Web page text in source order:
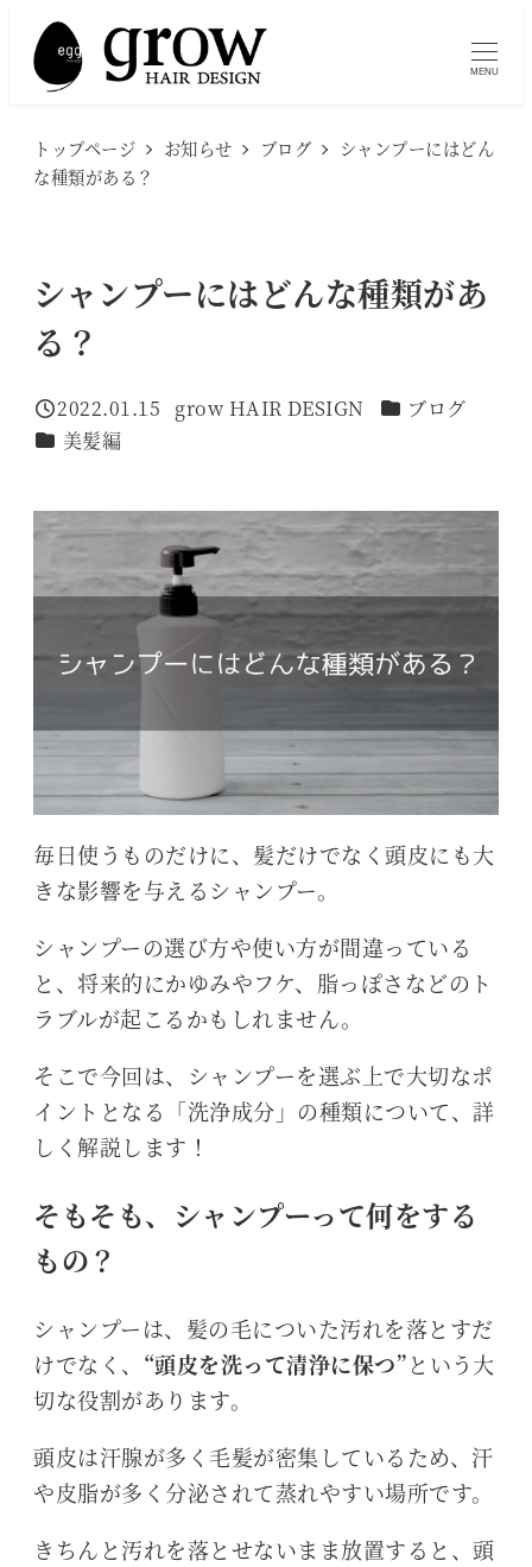
MENU
トップページ お知らせ ブログ
シャンプーにはどん
な種類がある？
シャンプーにはどんな種類があ
る？
投稿日
2022.01.15
著
grow HAIR DESIGN カテゴリー
ブログ
カテゴリー
美髪編
毎日使うものだけに、髪だけでなく頭皮にも大
きな影響を与えるシャンプー。
シャンプーの選び方や使い方が間違っている
と、将来的にかゆみやフケ、脂っぽさなどのト
ラブルが起こるかもしれません。
そこで今回は、シャンプーを選ぶ上で大切なポ
イントとなる「洗浄成分」の種類について、詳
しく解説します！
そもそも、シャンプーって何をする
もの？
シャンプーは、髪の毛についた汚れを落とすだ
けでなく、 “頭皮を洗って清浄に保つ”という大
切な役割があります。
頭皮は汗腺が多く毛髪が密集しているため、汗
や皮脂が多く分泌されて蒸れやすい場所です。
きちんと汚れを落とせないまま放置すると、頭